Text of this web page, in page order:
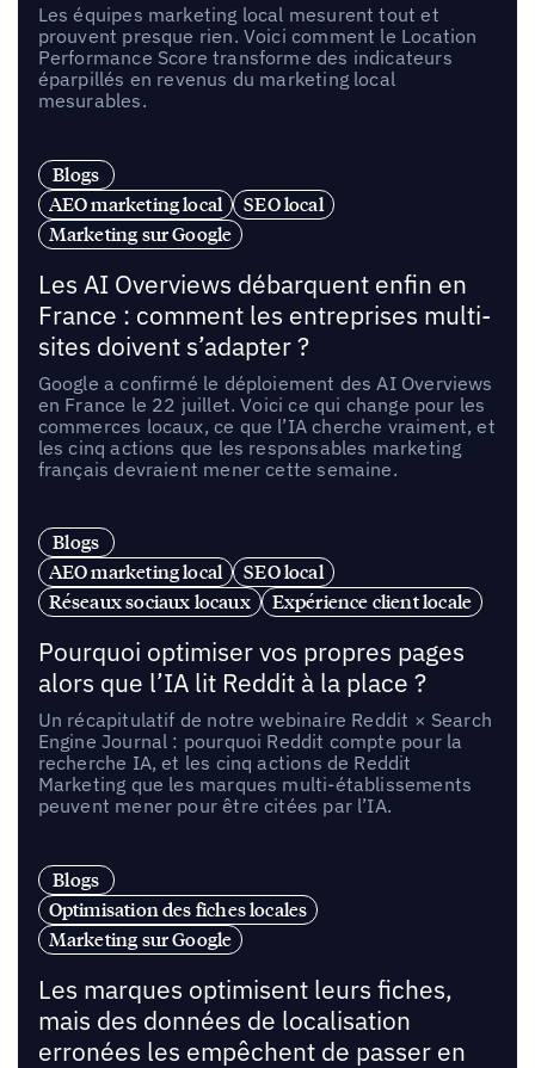
Les équipes marketing local mesurent tout et
prouvent presque rien. Voici comment le Location
Performance Score transforme des indicateurs
éparpillés en revenus du marketing local
mesurables.
Blogs
AEO marketing local
SEO local
Marketing sur Google
Les AI Overviews débarquent enfin en
France : comment les entreprises multi-
sites doivent s’adapter ?
Google a confirmé le déploiement des AI Overviews
en France le 22 juillet. Voici ce qui change pour les
commerces locaux, ce que l’IA cherche vraiment, et
les cinq actions que les responsables marketing
français devraient mener cette semaine.
Blogs
AEO marketing local
SEO local
Réseaux sociaux locaux
Expérience client locale
Pourquoi optimiser vos propres pages
alors que l’IA lit Reddit à la place ?
Un récapitulatif de notre webinaire Reddit × Search
Engine Journal : pourquoi Reddit compte pour la
recherche IA, et les cinq actions de Reddit
Marketing que les marques multi-établissements
peuvent mener pour être citées par l’IA.
Blogs
Optimisation des fiches locales
Marketing sur Google
Les marques optimisent leurs fiches,
mais des données de localisation
erronées les empêchent de passer en